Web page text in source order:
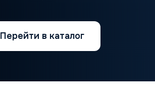
Перейти в каталог